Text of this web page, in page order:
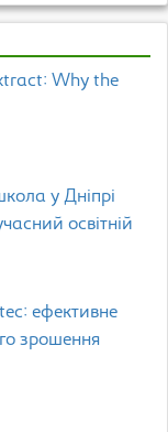
Why the
у Дніпрі
освітній
ефективне
зрошення